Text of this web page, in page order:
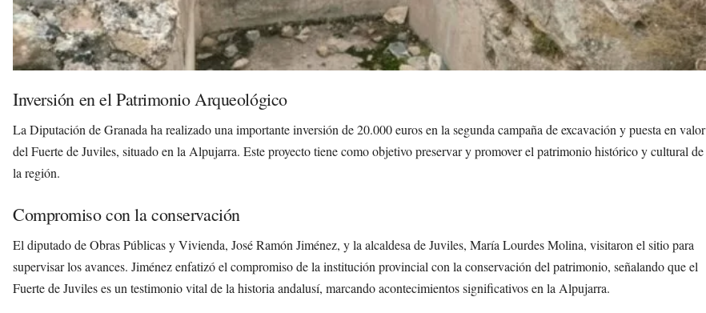
Inversión en el Patrimonio Arqueológico
La Diputación de Granada ha realizado una importante inversión de 20.000 euros en la segunda campaña de excavación y puesta en valor
del Fuerte de Juviles, situado en la Alpujarra. Este proyecto tiene como objetivo preservar y promover el patrimonio histórico y cultural de
la región.
Compromiso con la conservación
El diputado de Obras Públicas y Vivienda, José Ramón Jiménez, y la alcaldesa de Juviles, María Lourdes Molina, visitaron el sitio para
supervisar los avances. Jiménez enfatizó el compromiso de la institución provincial con la conservación del patrimonio, señalando que el
Fuerte de Juviles es un testimonio vital de la historia andalusí, marcando acontecimientos significativos en la Alpujarra.